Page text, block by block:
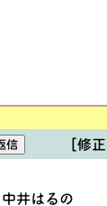
[修正]
井はるの